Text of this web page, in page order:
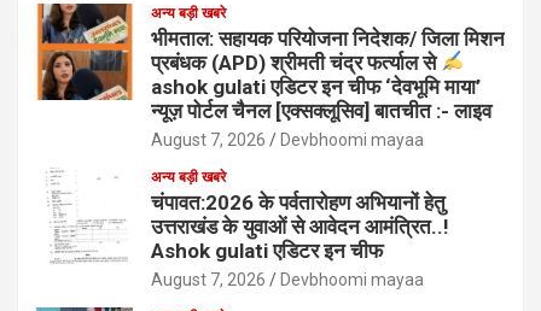
अन्य बड़ी खबरे
भीमताल: सहायक परियोजना निदेशक/ जिला मिशन
प्रबंधक (APD) श्रीमती चंद्र फर्त्याल से
ashok gulati एडिटर इन चीफ ‘देवभूमि माया’
न्यूज़ पोर्टल चैनल [एक्सक्लूसिव] बातचीत :- लाइव
August 7, 2026 Devbhoomi mayaa
अन्य बड़ी खबरे
चंपावत:2026 के पर्वतारोहण अभियानों हेतु
उत्तराखंड के युवाओं से आवेदन आमंत्रित..!
Ashok gulati एडिटर इन चीफ
August 7, 2026 Devbhoomi mayaa